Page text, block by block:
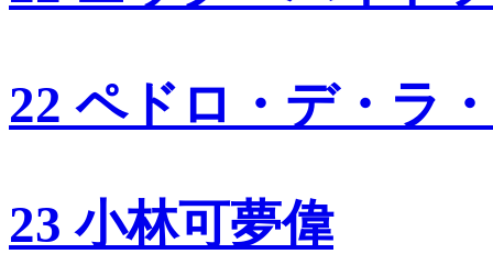
22 ペドロ・デ・ラ
23 小林可夢偉